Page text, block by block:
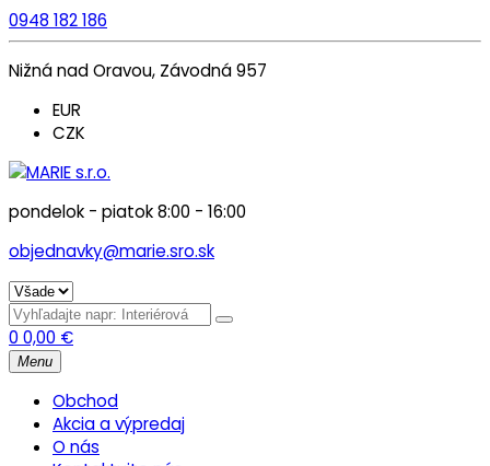
0948 182 186
Nižná nad Oravou, Závodná 957
EUR
CZK
pondelok - piatok 8:00 - 16:00
objednavky@marie.sro.sk
0 0,00 €
Menu
Obchod
Akcia a výpredaj
O nás